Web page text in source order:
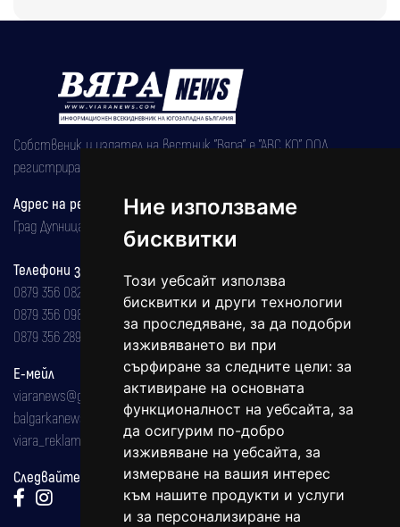
Ние използваме
бисквитки
Този уебсайт използва
бисквитки и други технологии
за проследяване, за да подобри
изживяването ви при
сърфиране за следните цели: за
активиране на основната
функционалност на уебсайта, за
да осигурим по-добро
изживяване на уебсайта, за
измерване на вашия интерес
към нашите продукти и услуги
и за персонализиране на
Собственик и издател на вестник "Вяра" е "АВС КО" ООД,
регистрирана на 08.05.2002 година.
Адрес на редакцията
Град Дупница, ул.''Христо Ботев" 43
Телефони за реклама и абонаменти
0879 356 082
0879 356 098
0879 356 289
Е-мейл
viaranews@gmail.com
balgarkanews@gmail.com
viara_reklama@mail.bg
Следвайте ни: